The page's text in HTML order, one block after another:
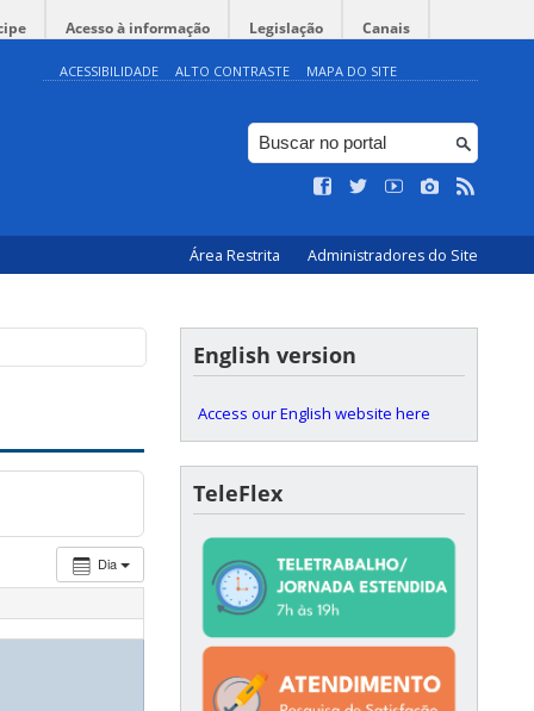
Acesso à informação Legislação Canais
ACESSIBILIDADE ALTO CONTRASTE MAPA DO SITE
Área Restrita Administradores do Site
Dia
da UFSC -
@Hall do
English version
Access our English website here
TeleFlex